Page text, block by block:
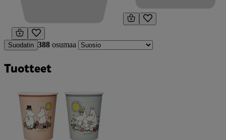
Suodatin 388 osumaa
Tuotteet